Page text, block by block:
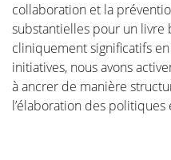
collaboration et la
substantielles pour un livre
cliniquement significatifs
initiatives, nous avons
à ancrer de manière
l’élaboration des